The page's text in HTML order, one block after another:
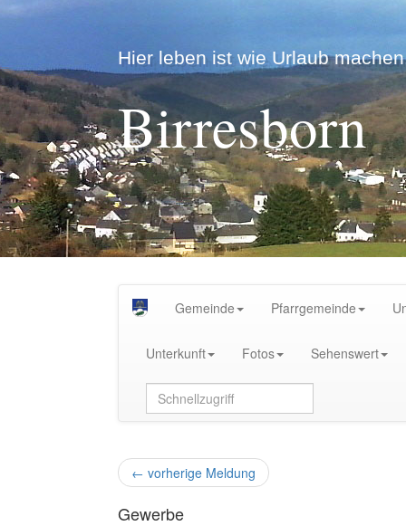
Hier leben ist wie Urlaub
Birresborn
Gemeinde Pfarrgemeinde
Unterkunft Fotos Sehenswert
← vorherige Meldung
Gewerbe